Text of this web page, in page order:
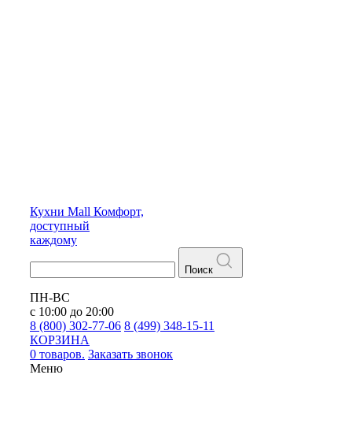
Кухни Mall Комфорт,
доступный
каждому
Поиск
ПН-ВС
с 10:00 до 20:00
8 (800) 302-77-06 8 (499) 348-15-11
КОРЗИНА
0 товаров. Заказать звонок
Меню